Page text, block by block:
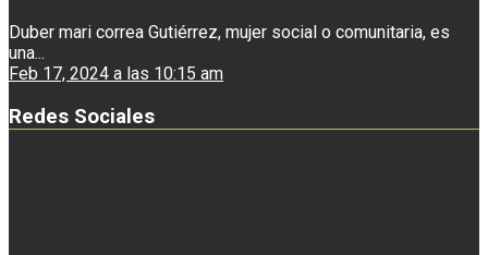
Duber mari correa Gutiérrez, mujer social o comunitaria, es
una...
Feb 17, 2024 a las 10:15 am
Redes Sociales